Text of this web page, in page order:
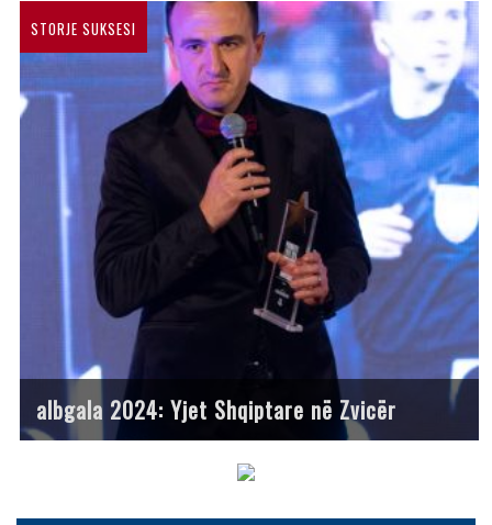
STORJE SUKSESI
albgala 2024: Yjet Shqiptare në Zvicër